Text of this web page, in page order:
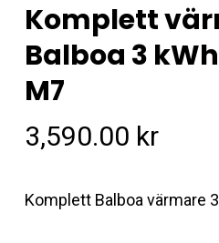
Komplett
Balboa 3
M7
3,590.00 kr
Komplett Balboa värmare